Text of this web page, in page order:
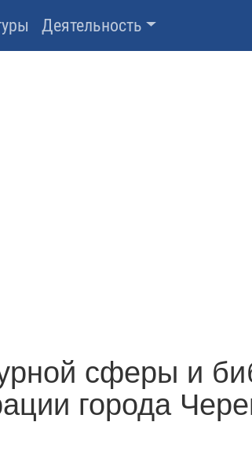
Деятельность
сферы и
города